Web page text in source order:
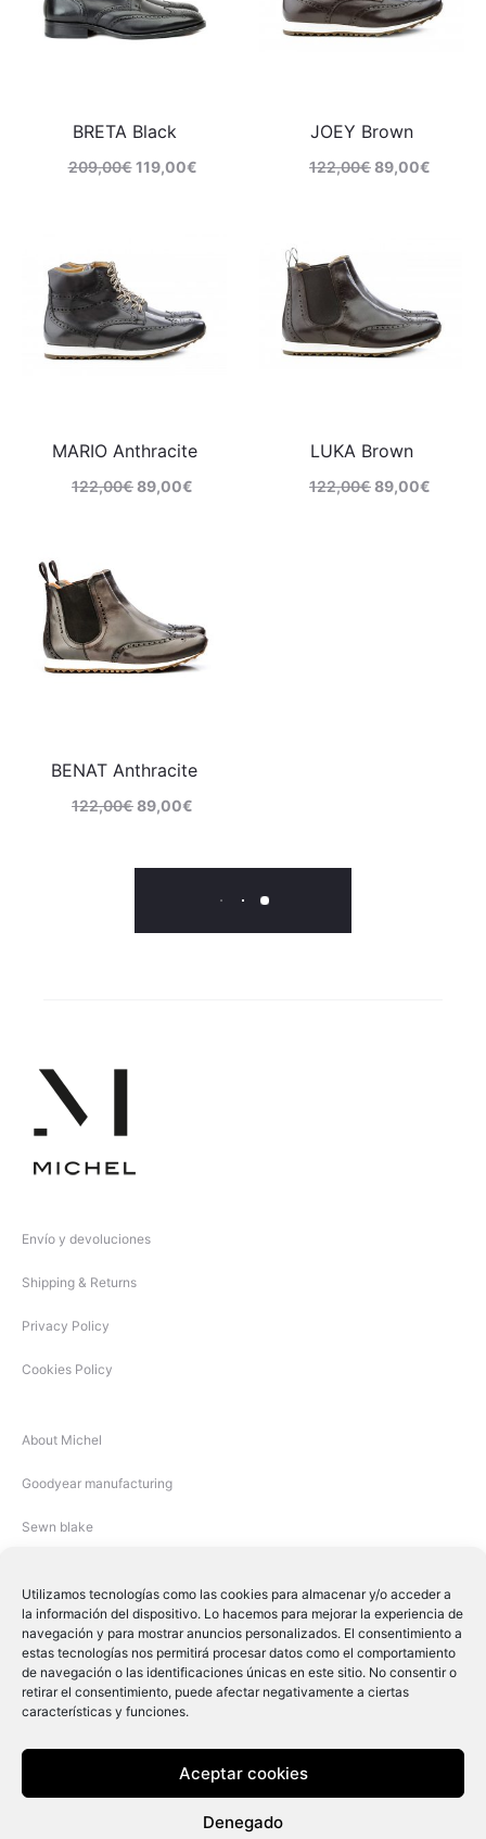
Utilizamos tecnologías como las cookies para almacenar y/o acceder a
la información del dispositivo. Lo hacemos para mejorar la experiencia de
navegación y para mostrar anuncios personalizados. El consentimiento a
estas tecnologías nos permitirá procesar datos como el comportamiento
de navegación o las identificaciones únicas en este sitio. No consentir o
retirar el consentimiento, puede afectar negativamente a ciertas
características y funciones.
Aceptar cookies
Denegado
BRETA Black
209,00€ 119,00€
JOEY Brown
122,00€89,00€
MARIO Anthracite
122,00€89,00€
LUKA Brown
122,00€89,00€
BENAT Anthracite
122,00€89,00€
Envío y devoluciones
Shipping & Returns
Privacy Policy
Cookies Policy
About Michel
Goodyear manufacturing
Sewn blake
Michel Shoes © 2019
a
n